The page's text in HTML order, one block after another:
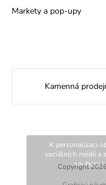
K personalizaci
sociálních médií a
soubory
Markety a pop-upy
Kamenná
Copyright